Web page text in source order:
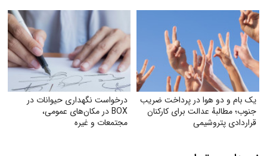
یک بام و دو هوا در پرداخت ضریب
جنوب؛ مطالبهٔ عدالت برای کارکنان
قراردادی پتروشیمی
درخواست نگهداری حیوانات در
BOX در مکان‌های عمومی،
مجتمعات و غیره